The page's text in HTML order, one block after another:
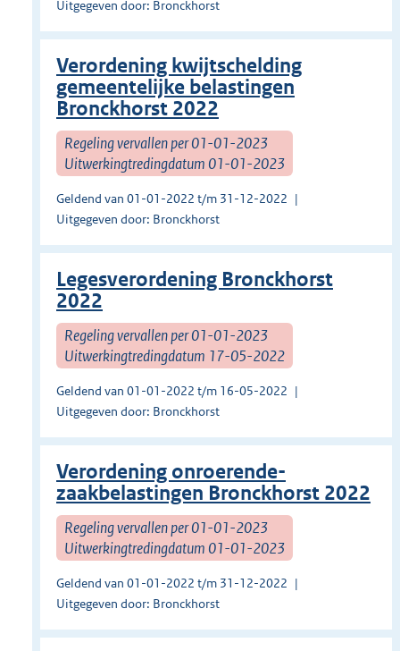
Uitgegeven door: Bronckhorst
Verordening kwijtschelding
gemeentelijke belastingen
Bronckhorst 2022
Regeling vervallen per 01-01-2023
Uitwerkingtredingdatum 01-01-2023
Geldend van 01-01-2022 t/m 31-12-2022
Uitgegeven door: Bronckhorst
Legesverordening Bronckhorst
2022
Regeling vervallen per 01-01-2023
Uitwerkingtredingdatum 17-05-2022
Geldend van 01-01-2022 t/m 16-05-2022
Uitgegeven door: Bronckhorst
Verordening onroerende-
zaakbelastingen Bronckhorst 2022
Regeling vervallen per 01-01-2023
Uitwerkingtredingdatum 01-01-2023
Geldend van 01-01-2022 t/m 31-12-2022
Uitgegeven door: Bronckhorst